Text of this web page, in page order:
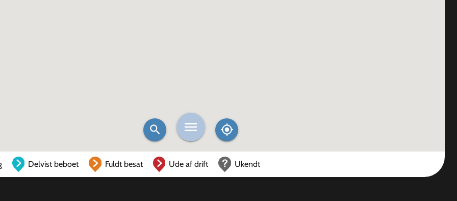
Delvist beboet Fuldt besat Ude af drift Ukendt